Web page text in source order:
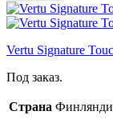
Vertu Signature
Под заказ.
Страна